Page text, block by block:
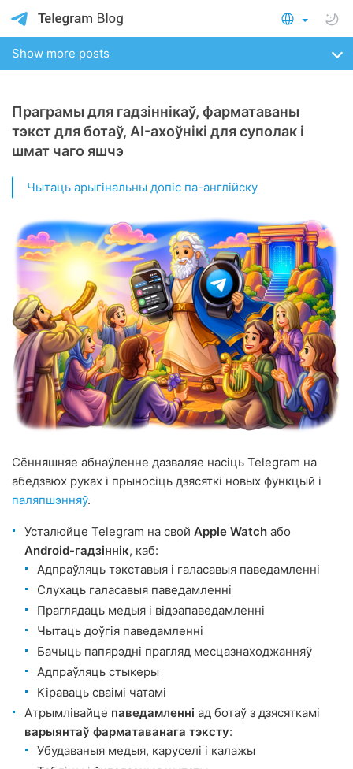
Show more posts
Праграмы для гадзіннікаў, фарматаваны
тэкст для ботаў, AI-ахоўнікі для суполак і
шмат чаго яшчэ
Чытаць арыгінальны допіс па-англійску
Сённяшняе абнаўленне дазваляе насіць Telegram на
абедзвюх руках і прыносіць дзясяткі новых функцый і
паляпшэнняў.
Усталюйце Telegram на свой Apple Watch або
Android-гадзіннік, каб:
Адпраўляць тэкставыя і галасавыя паведамленні
Слухаць галасавыя паведамленні
Праглядаць медыя і відэапаведамленні
Чытаць доўгія паведамленні
Бачыць папярэдні прагляд месцазнаходжанняў
Адпраўляць стыкеры
Кіраваць сваімі чатамі
Атрымлівайце паведамленні ад ботаў з дзясяткамі
варыянтаў фарматаванага тэксту:
Убудаваныя медыя, каруселі і калажы